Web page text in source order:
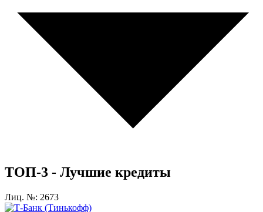
ТОП-3 - Лучшие кредиты
Лиц. №: 2673